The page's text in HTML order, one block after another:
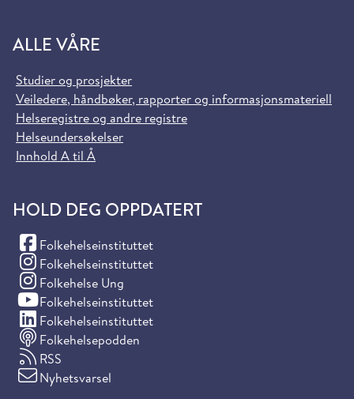
ALLE VÅRE
Studier og prosjekter
Veiledere, håndbøker, rapporter og informasjonsmateriell
Helseregistre og andre registre
Helseundersøkelser
Innhold A til Å
HOLD DEG OPPDATERT
Folkehelseinstituttet
(Facebook)
Folkehelseinstituttet
(Instagram)
Folkehelse Ung
(Instagram)
Folkehelseinstituttet
(YouTube)
Folkehelseinstituttet
(LinkedIn)
Folkehelsepodden
RSS
Nyhetsvarsel